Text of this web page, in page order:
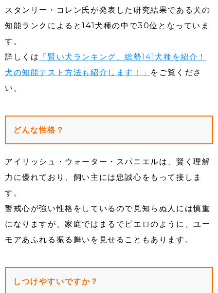
スタンリー・コレン氏が発表した研究結果である犬の
知能ランクによると141犬種の中で30位となっていま
す。
詳しくは 「賢い犬ランキング、総勢141犬種を紹介！
犬の知能テスト方法も紹介します！」 をご覧くださ
い。
どんな性格？
アイリッシュ・ウォーター・スパニエルは、賢く理解
力に優れており、飼い主には忠誠心をもって接しま
す。
警戒心が強い性格をしているので見知らぬ人には慎重
になりますが、家庭ではまるでピエロのように、ユー
モアあふれる振る舞いを見せることもあります。
しつけやすいですか？